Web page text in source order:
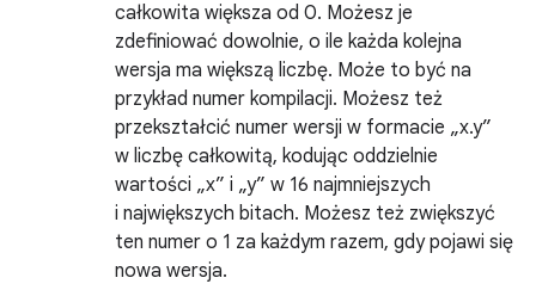
całkowita większa od 0. Możesz je
zdefiniować dowolnie, o ile każda kolejna
wersja ma większą liczbę. Może to być na
przykład numer kompilacji. Możesz też
przekształcić numer wersji w formacie „x.y”
w liczbę całkowitą, kodując oddzielnie
wartości „x” i „y” w 16 najmniejszych
i największych bitach. Możesz też zwiększyć
ten numer o 1 za każdym razem, gdy pojawi się
nowa wersja.